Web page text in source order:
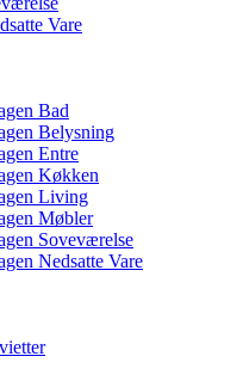
Vare
Bad
Belysning
Entre
Køkken
Living
Møbler
Soveværelse
Nedsatte Vare